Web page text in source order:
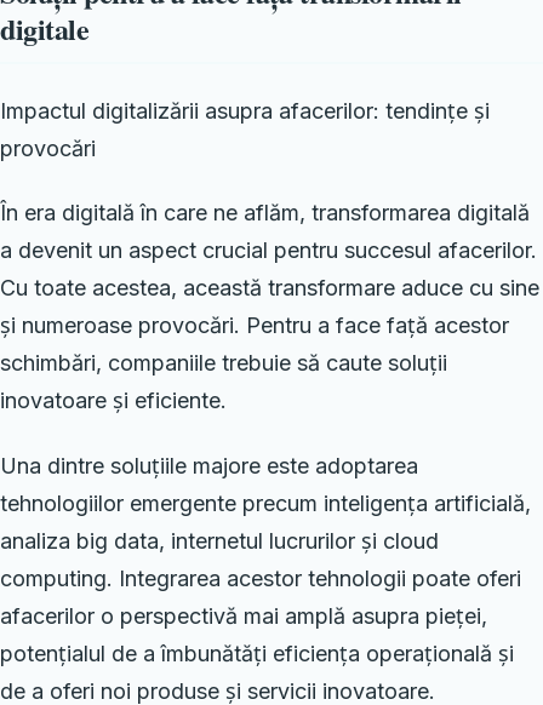
digitale
Impactul digitalizării asupra afacerilor: tendințe și
provocări
În era digitală în care ne aflăm, transformarea digitală
a devenit un aspect crucial pentru succesul afacerilor.
Cu toate acestea, această transformare aduce cu sine
și numeroase provocări. Pentru a face față acestor
schimbări, companiile trebuie să caute soluții
inovatoare și eficiente.
Una dintre soluțiile majore este adoptarea
tehnologiilor emergente precum inteligența artificială,
analiza big data, internetul lucrurilor și cloud
computing. Integrarea acestor tehnologii poate oferi
afacerilor o perspectivă mai amplă asupra pieței,
potențialul de a îmbunătăți eficiența operațională și
de a oferi noi produse și servicii inovatoare.